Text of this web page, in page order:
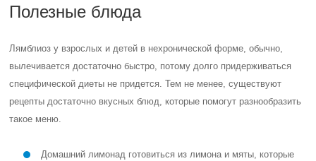
Полезные блюда
Лямблиоз у взрослых и детей в нехронической форме, обычно,
вылечивается достаточно быстро, потому долго придерживаться
специфической диеты не придется. Тем не менее, существуют
рецепты достаточно вкусных блюд, которые помогут разнообразить
такое меню.
Домашний лимонад готовиться из лимона и мяты, которые